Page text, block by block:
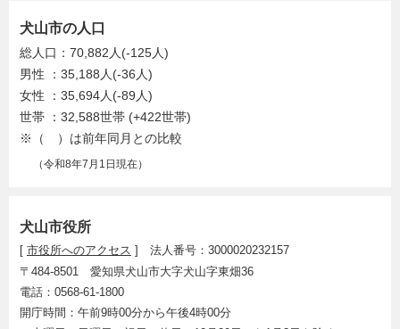
犬山市役所
[ 市役所へのアクセス ] 法人番号：3000020232157
〒484-8501 愛知県犬山市大字犬山字東畑36
電話：0568-61-1800
開庁時間：午前9時00分から午後4時00分
犬山市の人口
総人口：70,882人(-125人)
男性 ：35,188人(-36人)
女性 ：35,694人(-89人)
世帯 ：32,588世帯 (+422世帯)
※（ ）は前年同月との比較
（令和8年7月1日現在）